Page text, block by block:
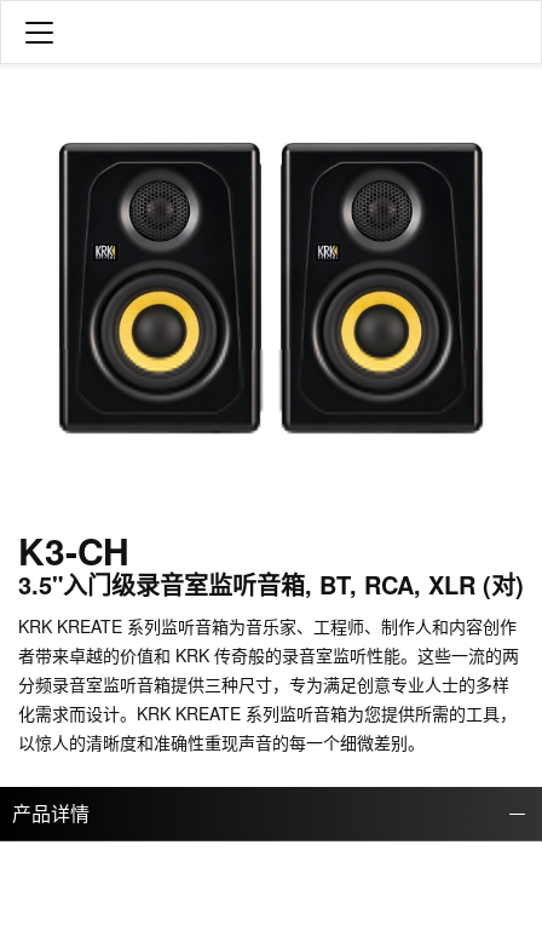
K3-CH
3.5"入门级录音室监听音箱, BT, RCA, XLR (对)
KRK KREATE 系列监听音箱为音乐家、工程师、制作人和内容创作
者带来卓越的价值和 KRK 传奇般的录音室监听性能。这些一流的两
分频录音室监听音箱提供三种尺寸，专为满足创意专业人士的多样
化需求而设计。KRK KREATE 系列监听音箱为您提供所需的工具，
以惊人的清晰度和准确性重现声音的每一个细微差别。
产品详情